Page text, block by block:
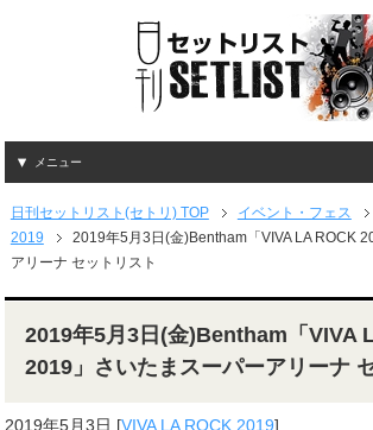
メニュー
日刊セットリスト(セトリ) TOP イベント・フェス
2019
2019年5月3日(金)Bentham「VIVA LA ROCK
アリーナ セットリスト
2019年5月3日(金)Bentham「VIVA
2019」さいたまスーパーアリーナ
2019年5月3日 [VIVA LA ROCK 2019]